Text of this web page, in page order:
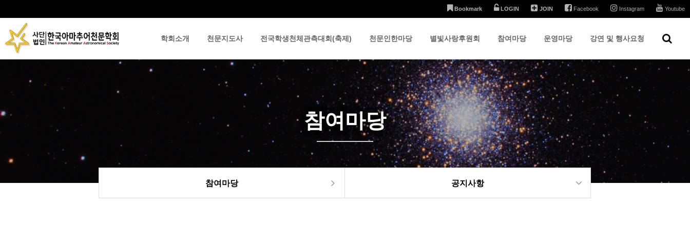
Bookmark LOGIN JOIN Facebook Instagram Youtube
학회소개 천문지도사 전국학생천체관측대회(축제) 천문인한마당 별빛사랑후원회 참여마당
하위분류
운영마당
하위분류
강연 및 행사요청
참여마당
참여마당 공지사항